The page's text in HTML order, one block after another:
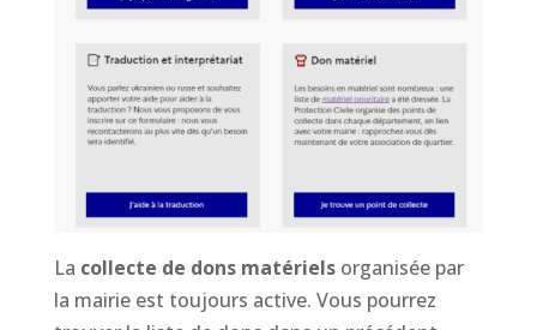
La collecte de dons matérielsorganisée par
la mairie est toujours active. Vous pourrez